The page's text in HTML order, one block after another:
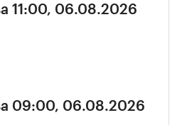
11:00, 06.08.2026
09:00, 06.08.2026